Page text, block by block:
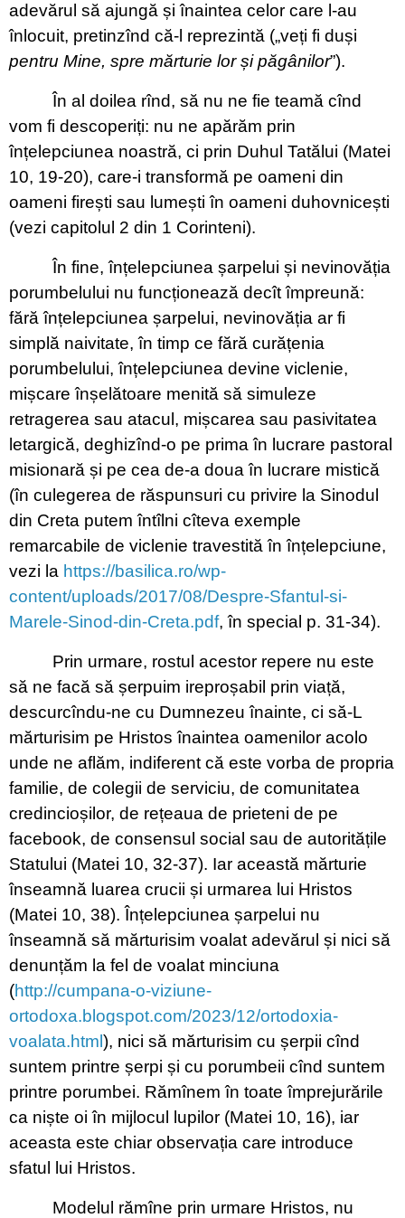
adevărul să ajungă și înaintea celor care l-au
înlocuit, pretinzînd că-l reprezintă („veți fi duși
pentru Mine, spre mărturie lor și păgânilor”).
În al doilea rînd, să nu ne fie teamă cînd
vom fi descoperiți: nu ne apărăm prin
înțelepciunea noastră, ci prin Duhul Tatălui (Matei
10, 19-20), care-i transformă pe oameni din
oameni firești sau lumești în oameni duhovnicești
(vezi capitolul 2 din 1 Corinteni).
În fine, înțelepciunea șarpelui și nevinovăția
porumbelului nu funcționează decît împreună:
fără înțelepciunea șarpelui, nevinovăția ar fi
simplă naivitate, în timp ce fără curățenia
porumbelului, înțelepciunea devine viclenie,
mișcare înșelătoare menită să simuleze
retragerea sau atacul, mișcarea sau pasivitatea
letargică, deghizînd-o pe prima în lucrare pastoral
misionară și pe cea de-a doua în lucrare mistică
(în culegerea de răspunsuri cu privire la Sinodul
din Creta putem întîlni cîteva exemple
remarcabile de viclenie travestită în înțelepciune,
vezi la https://basilica.ro/wp-
content/uploads/2017/08/Despre-Sfantul-si-
Marele-Sinod-din-Creta.pdf, în special p. 31-34).
Prin urmare, rostul acestor repere nu este
să ne facă să șerpuim ireproșabil prin viață,
descurcîndu-ne cu Dumnezeu înainte, ci să-L
mărturisim pe Hristos înaintea oamenilor acolo
unde ne aflăm, indiferent că este vorba de propria
familie, de colegii de serviciu, de comunitatea
credincioșilor, de rețeaua de prieteni de pe
facebook, de consensul social sau de autoritățile
Statului (Matei 10, 32-37). Iar această mărturie
înseamnă luarea crucii și urmarea lui Hristos
(Matei 10, 38). Înțelepciunea șarpelui nu
înseamnă să mărturisim voalat adevărul și nici să
denunțăm la fel de voalat minciuna
(http://cumpana-o-viziune-
ortodoxa.blogspot.com/2023/12/ortodoxia-
voalata.html), nici să mărturisim cu șerpii cînd
suntem printre șerpi și cu porumbeii cînd suntem
printre porumbei. Rămînem în toate împrejurările
ca niște oi în mijlocul lupilor (Matei 10, 16), iar
aceasta este chiar observația care introduce
sfatul lui Hristos.
Modelul rămîne prin urmare Hristos, nu